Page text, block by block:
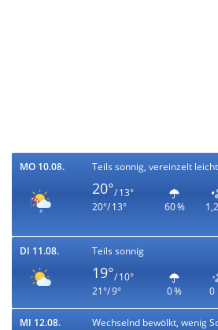
MO 10.08. Teils sonnig, vereinzelt
20°/ 13°
20°/ 13°
60 %
DI 11.08. Teils sonnig
19°/ 10°
21°/ 9°
0 % 0
MI 12.08. Wechselnd bewölkt, wenig